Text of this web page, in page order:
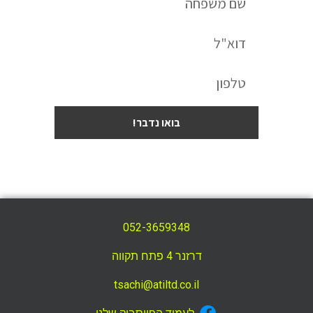
בואו נדבר!
052-3659348
דרזנר 4 פתח תקווה
tsachi@atiltd.co.il